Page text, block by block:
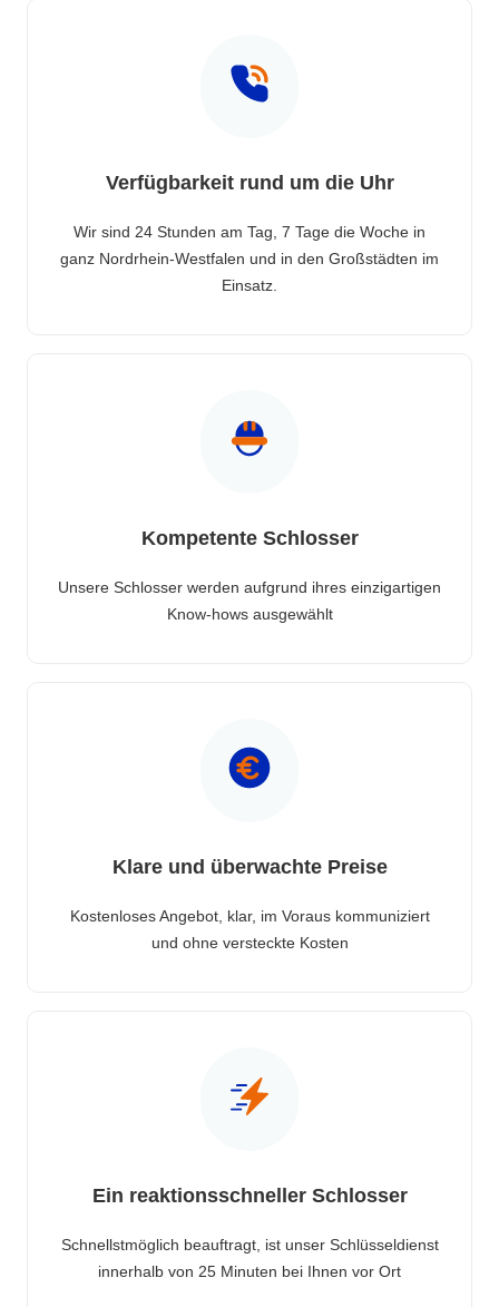
Verfügbarkeit rund um die Uhr
Wir sind 24 Stunden am Tag, 7 Tage die Woche in
ganz Nordrhein-Westfalen und in den Großstädten im
Einsatz.
Kompetente Schlosser
Unsere Schlosser werden aufgrund ihres einzigartigen
Know-hows ausgewählt
Klare und überwachte Preise
Kostenloses Angebot, klar, im Voraus kommuniziert
und ohne versteckte Kosten
Ein reaktionsschneller Schlosser
Schnellstmöglich beauftragt, ist unser Schlüsseldienst
innerhalb von 25 Minuten bei Ihnen vor Ort